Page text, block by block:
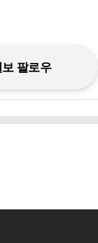
팔로우